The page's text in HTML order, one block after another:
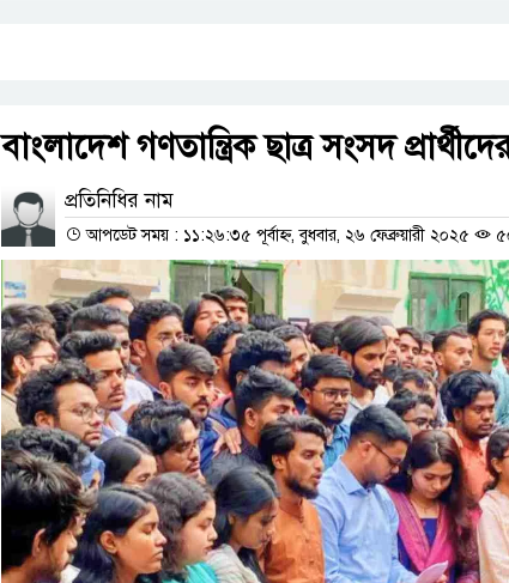
বাংলাদেশ গণতান্ত্রিক ছাত্র সংসদ
প্রতিনিধির নাম
আপডেট সময় : ১১:২৬:৩৫ পূর্বাহ্ন, বুধবার, ২৬ ফেব্রুয়ারী ২০২৫